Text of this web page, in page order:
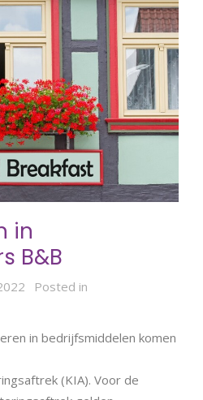
in
B&B
Posted in
in bedrijfsmiddelen komen
(KIA). Voor de